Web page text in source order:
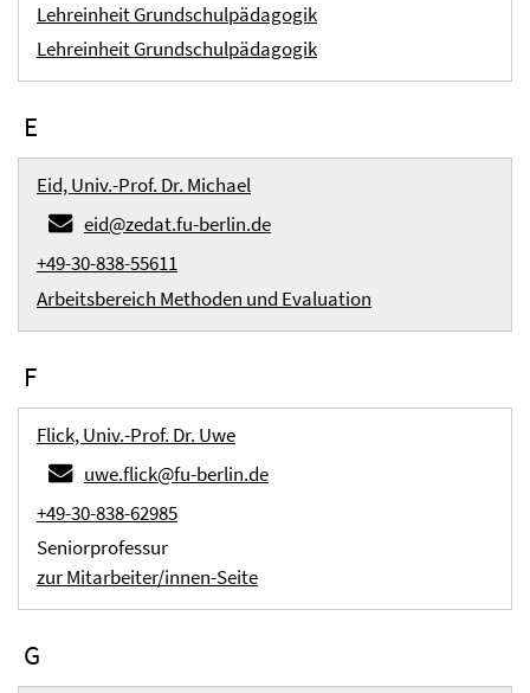
Lehreinheit Grundschulpädagogik
Lehreinheit Grundschulpädagogik
E
Eid, Univ.-Prof. Dr. Michael
eid@zedat.fu-berlin.de
+49-30-838-55611
Arbeitsbereich Methoden und Evaluation
F
Flick, Univ.-Prof. Dr. Uwe
uwe.flick@fu-berlin.de
+49-30-838-62985
Seniorprofessur
zur Mitarbeiter/innen-Seite
G